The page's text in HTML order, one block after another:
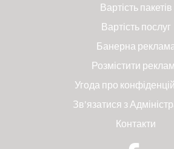
Вартість пакетів
Вартість послуг
Банерна
Розмістити
Угода про
Зв'язатися з
Контакти